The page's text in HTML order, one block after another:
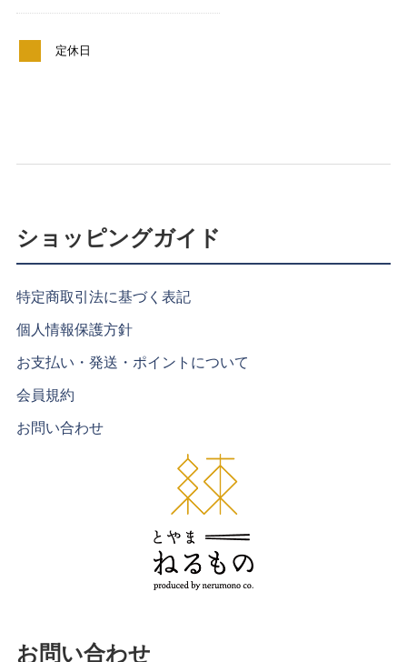
定休日
ショッピングガイド
特定商取引法に基づく表記
個人情報保護方針
お支払い・発送・ポイントについて
会員規約
お問い合わせ
お問い合わせ